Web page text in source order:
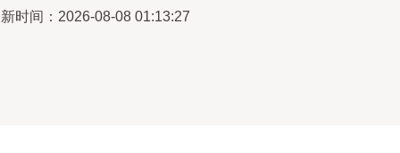
时间：2026-08-08 01:13:27